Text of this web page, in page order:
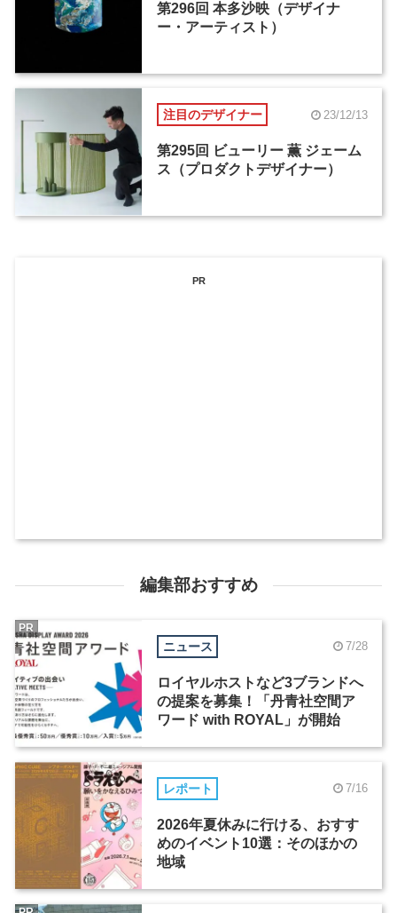
第296回 本多沙映（デザイナ
ー・アーティスト）
注目のデザイナー 23/12/13
第295回 ビューリー 薫 ジェーム
ス（プロダクトデザイナー）
PR
編集部おすすめ
ニュース 7/28
ロイヤルホストなど3ブランドへ
の提案を募集！「丹青社空間ア
ワード with ROYAL」が開始
PR
レポート 7/16
2026年夏休みに行ける、おすす
めのイベント10選：そのほかの
地域